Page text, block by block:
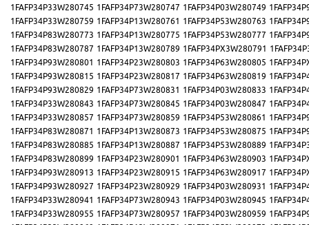
1FAFP34P33W280745 1FAFP34P73W280747 1FAFP34P03W280749
1FAFP34P33W280759 1FAFP34P13W280761 1FAFP34P53W280763
1FAFP34P83W280773 1FAFP34P13W280775 1FAFP34P53W280777
1FAFP34P83W280787 1FAFP34P13W280789 1FAFP34PX3W280791
1FAFP34P93W280801 1FAFP34P23W280803 1FAFP34P63W280805
1FAFP34P93W280815 1FAFP34P23W280817 1FAFP34P63W280819
1FAFP34P93W280829 1FAFP34P73W280831 1FAFP34P03W280833
1FAFP34P33W280843 1FAFP34P73W280845 1FAFP34P03W280847
1FAFP34P33W280857 1FAFP34P73W280859 1FAFP34P53W280861
1FAFP34P83W280871 1FAFP34P13W280873 1FAFP34P53W280875
1FAFP34P83W280885 1FAFP34P13W280887 1FAFP34P53W280889
1FAFP34P83W280899 1FAFP34P23W280901 1FAFP34P63W280903
1FAFP34P93W280913 1FAFP34P23W280915 1FAFP34P63W280917
1FAFP34P93W280927 1FAFP34P23W280929 1FAFP34P03W280931
1FAFP34P33W280941 1FAFP34P73W280943 1FAFP34P03W280945
1FAFP34P33W280955 1FAFP34P73W280957 1FAFP34P03W280959